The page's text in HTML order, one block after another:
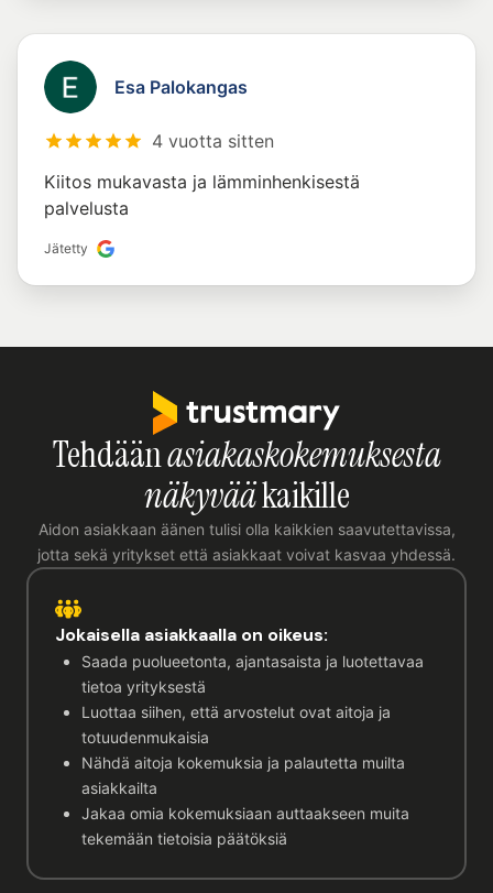
Esa Palokangas
4 vuotta sitten
Kiitos mukavasta ja lämminhenkisestä
palvelusta
Jätetty
Tehdäänasiakaskokemuksesta
näkyvääkaikille
Aidon asiakkaan äänen tulisi olla kaikkien saavutettavissa,
jotta sekä yritykset että asiakkaat voivat kasvaa yhdessä.
Jokaisella asiakkaalla on oikeus:
Saada puolueetonta, ajantasaista ja luotettavaa
tietoa yrityksestä
Luottaa siihen, että arvostelut ovat aitoja ja
totuudenmukaisia
Nähdä aitoja kokemuksia ja palautetta muilta
asiakkailta
Jakaa omia kokemuksiaan auttaakseen muita
tekemään tietoisia päätöksiä